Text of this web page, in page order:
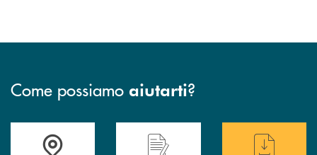
Come possiamo aiutarti?
Accedi all' elenco completo delle filialiHai bisogno di assistenza immediata ?
Hai bisogno di